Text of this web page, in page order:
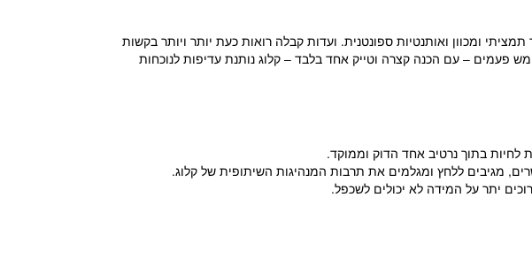
עדיפויות: סיפור תמציתי ומכוון ואותנטיות ספונטנית. ועדות קבלה רואות כעת יותר ויותר בקשות
פעמים – עם הכנה קצרה וטייק אחד בלבד – קלוג נותנת עדיפות לנוכחות
לחיות בתוך נרטיב אחד הדוק וממוקד.
מגיבים ללחץ ומגלמים את תרבות המנהיגות השיתופית של קלוג.
יתר על המידה לא יכולים לשכפל.